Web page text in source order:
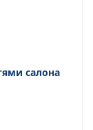
салона